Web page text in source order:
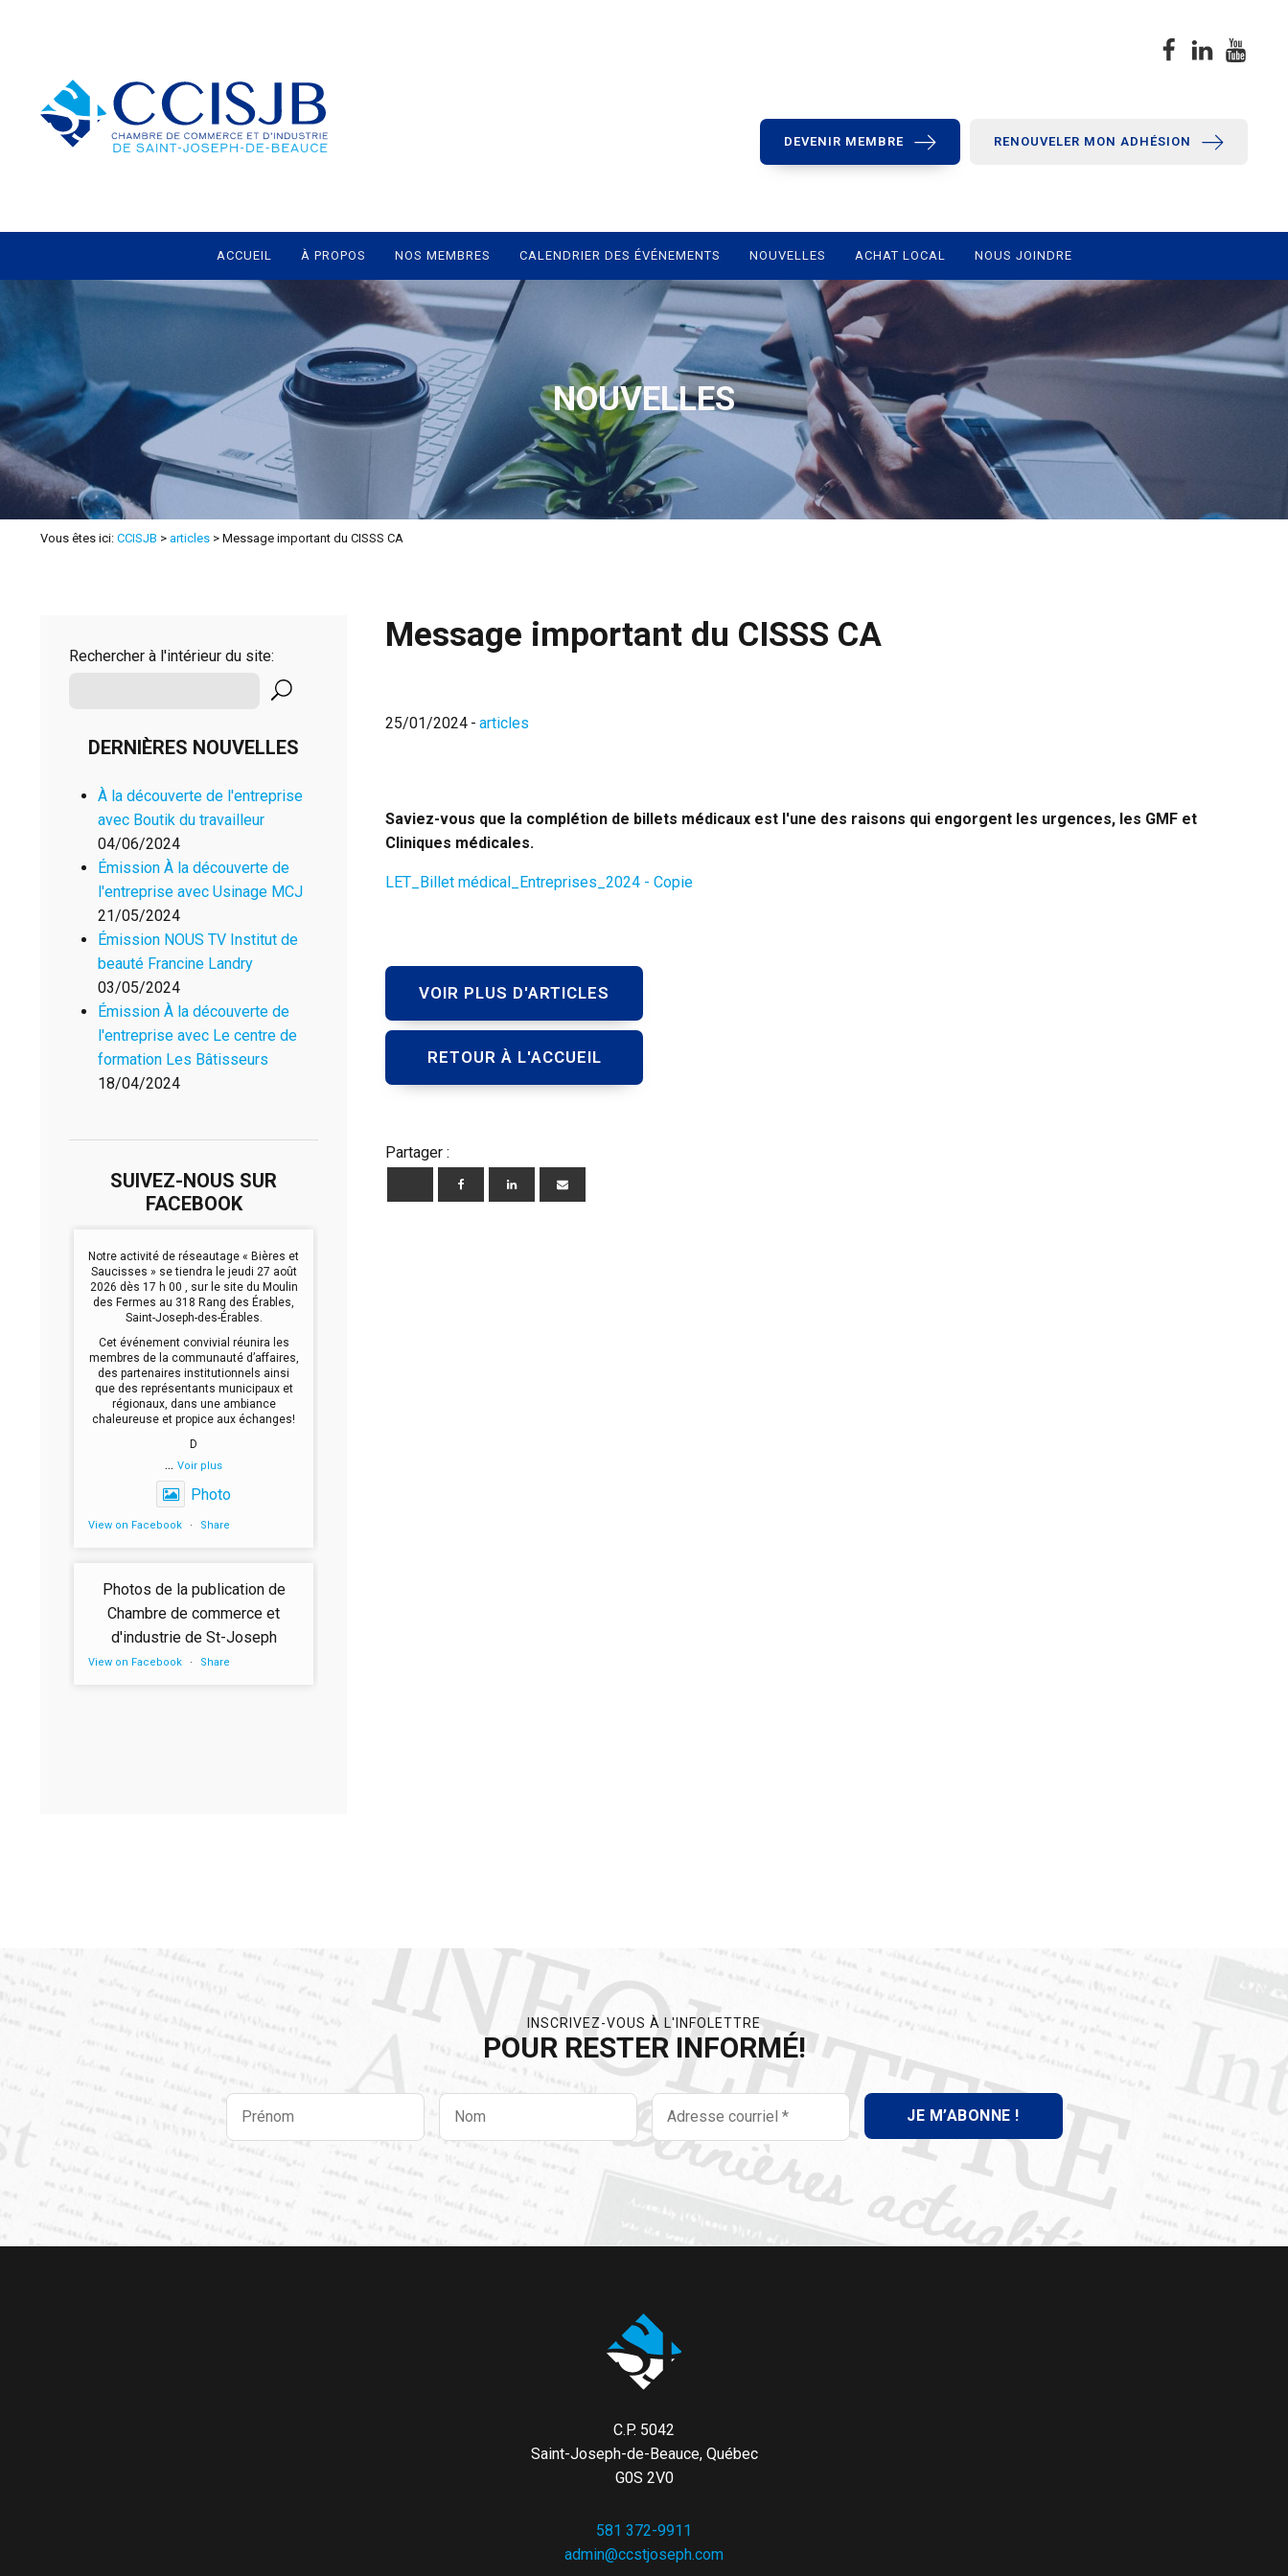
DEVENIR MEMBRE RENOUVELER MON ADHÉSION
ACCUEIL À PROPOS NOS MEMBRES CALENDRIER DES ÉVÉNEMENTS NOUVELLES ACHAT LOCAL NOUS JOINDRE
NOUVELLES
Vous êtes ici: CCISJB > articles > Message important du CISSS CA
Rechercher à l'intérieur du site:
DERNIÈRES NOUVELLES
À la découverte de l'entreprise
avec Boutik du travailleur
04/06/2024
Émission À la découverte de
l'entreprise avec Usinage MCJ
21/05/2024
Émission NOUS TV Institut de
beauté Francine Landry
03/05/2024
Émission À la découverte de
l'entreprise avec Le centre de
formation Les Bâtisseurs
18/04/2024
SUIVEZ-NOUS SUR
FACEBOOK
Notre activité de réseautage « Bières et
Saucisses » se tiendra le jeudi 27 août
2026 dès 17 h 00 , sur le site du Moulin
des Fermes au 318 Rang des Érables,
Saint-Joseph-des-Érables.
Cet événement convivial réunira les
membres de la communauté d’affaires,
des partenaires institutionnels ainsi
que des représentants municipaux et
régionaux, dans une ambiance
chaleureuse et propice aux échanges!
D
... Voir plus
Photo
View on Facebook · Share
Photos de la publication de
Chambre de commerce et
d'industrie de St-Joseph
View on Facebook · Share
Message important du CISSS CA
25/01/2024 - articles
Saviez-vous que la complétion de billets médicaux est l'une des raisons qui engorgent les urgences, les GMF et
Cliniques médicales.
LET_Billet médical_Entreprises_2024 - Copie
VOIR PLUS D'ARTICLES
RETOUR À L'ACCUEIL
Partager :
INSCRIVEZ-VOUS À L'INFOLETTRE
POUR RESTERINFORMÉ!
C.P. 5042
Saint-Joseph-de-Beauce, Québec
G0S 2V0
581 372-9911
admin@ccstjoseph.com